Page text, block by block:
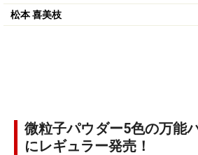
松本 喜美枝
微粒子パウダー5色の万能
にレギュラー発売！